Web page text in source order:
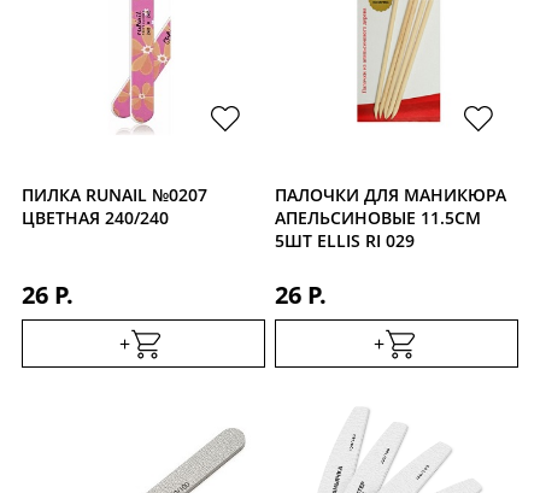
ПИЛКА RUNAIL №0207
ЦВЕТНАЯ 240/240
26 Р.
+
ПАЛОЧКИ ДЛЯ МАНИКЮРА
АПЕЛЬСИНОВЫЕ 11.5СМ
5ШТ ELLIS RI 029
26 Р.
+